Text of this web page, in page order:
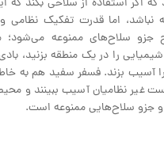
نباشد، اما قدرت تفکیک نظامی
جزو سلاح‌های ممنوعه می‌شود؛
را در یک منطقه بزنید،
آسیب بزند. فسفر سفید هم به
غیر نظامیان آسیب ببینند و
جزو سلاح‌هایی ممنوعه است.